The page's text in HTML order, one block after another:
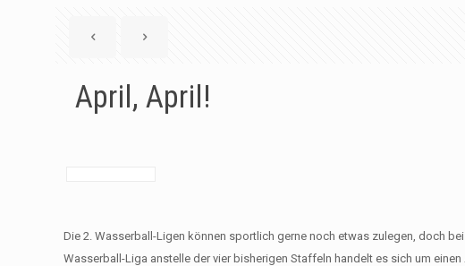
April, April!
Die 2. Wasserball-Ligen können sportlich gerne noch etwas zulegen, doch
Wasserball-Liga anstelle der vier bisherigen Staffeln handelt es sich um